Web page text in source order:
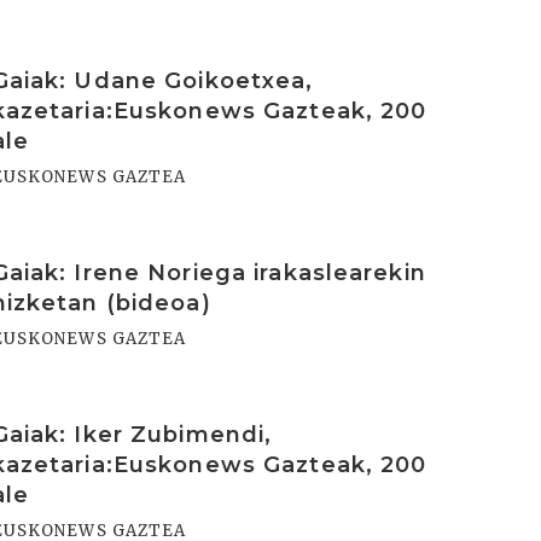
Udane Goikoetxea,
Gazteak, 200
GAZTEA
Irene Noriega irakaslearekin
(bideoa)
GAZTEA
Iker Zubimendi,
Gazteak, 200
GAZTEA